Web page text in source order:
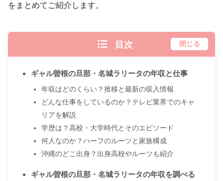
をまとめてご紹介します。
目次 閉じる
ギャル曽根の旦那・名城ラリータの年収と仕事
年収はどのくらい？推移と最新の収入情報
どんな仕事をしているのか？テレビ業界でのキャ
リアを解説
学歴は？高校・大学時代とそのエピソード
何人なのか？ハーフのルーツと家族構成
沖縄のどこ出身？出身高校やルーツも紹介
ギャル曽根の旦那・名城ラリータの年収を調べる